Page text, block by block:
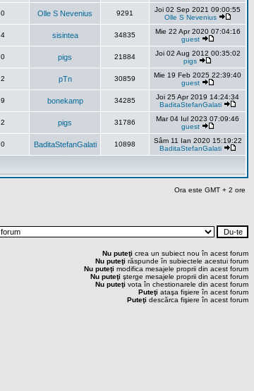
0 Olle S Nevenius 9291
Joi 02 Sep 2021 09:00:55
Olle S Nevenius
4 sisintea 34835
Mie 22 Apr 2020 07:04:16
guest
0 pigs 21884
Joi 02 Aug 2012 00:35:02
pigs
2 pTn 30859
Mie 19 Feb 2025 22:39:40
guest
9 bonekamp 34285
Joi 25 Apr 2019 14:24:34
BaditaStefanGalati
2 pigs 31786
Mar 04 Iul 2023 07:09:46
guest
0 BaditaStefanGalati 10898
Sâm 11 Ian 2020 15:19:22
BaditaStefanGalati
Ora este GMT + 2 ore
Nu puteţi crea un subiect nou în acest forum
Nu puteţi răspunde în subiectele acestui forum
Nu puteţi modifica mesajele proprii din acest forum
Nu puteţi şterge mesajele proprii din acest forum
Nu puteţi vota în chestionarele din acest forum
Puteţi ataşa fişiere în acest forum
Puteţi descărca fişiere în acest forum